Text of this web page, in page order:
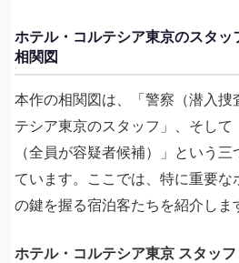
ホテル・コルテシア東京のスタ
相関図
本作の相関図は、「警察（潜入
テシア東京のスタッフ」、そし
（全員が容疑者候補）」という
ています。ここでは、特に重要
の鍵を握る宿泊客たちを紹介しま
ホテル・コルテシア東京 スタッフ